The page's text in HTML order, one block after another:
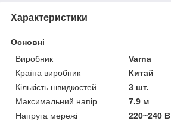
Характеристики
Основні
Виробник
Varna
Країна виробник
Китай
Кількість швидкостей
3 шт.
Максимальний напір
7.9 м
Напруга мережі
220~240 В